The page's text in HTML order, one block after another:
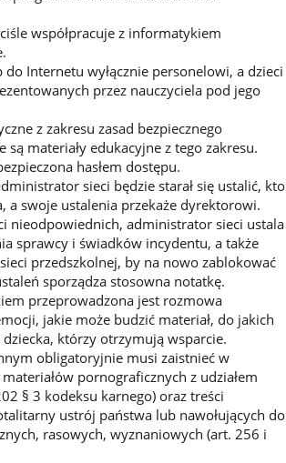
współpracuje z informatykiem
Internetu wyłącznie personelowi, a dzieci
przez nauczyciela pod jego
z zakresu zasad bezpiecznego
materiały edukacyjne z tego zakresu.
hasłem dostępu.
sieci będzie starał się ustalić, kto
a swoje ustalenia przekaże dyrektorowi.
nieodpowiednich, administrator sieci ustala
sprawcy i świadków incydentu, a także
przedszkolnej, by na nowo zablokować
sporządza stosowna notatkę.
przeprowadzona jest rozmowa
jakie może budzić materiał, do jakich
którzy otrzymują wsparcie.
obligatoryjnie musi zaistnieć w
pornograficznych z udziałem
§ 3 kodeksu karnego) oraz treści
ustrój państwa lub nawołujących do
rasowych, wyznaniowych (art. 256 i